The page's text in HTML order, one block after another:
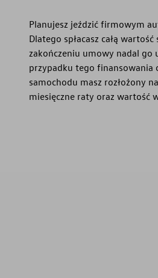
Planujesz jeździć firmowym
Dlatego spłacasz całą
zakończeniu umowy nadal go
przypadku tego finansowania
samochodu masz rozłożony
miesięczne raty oraz wartość